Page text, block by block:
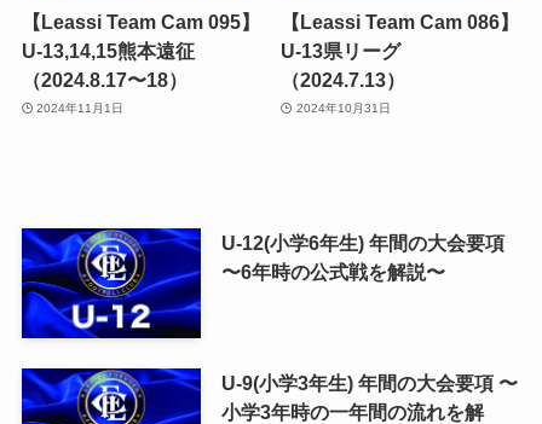
【Leassi Team Cam 095】
U-13,14,15熊本遠征
（2024.8.17〜18）
2024年11月1日
【Leassi Team Cam 086】
U-13県リーグ
（2024.7.13）
2024年10月31日
U-12(小学6年生) 年間の大会要項
〜6年時の公式戦を解説〜
U-9(小学3年生) 年間の大会要項 〜
小学3年時の一年間の流れを解